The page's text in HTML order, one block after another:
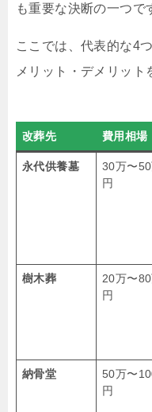
も重要な決断の一つで
ここでは、代表的な4
メリット・デメリット
改葬先 費用相場
永代供養墓
30万〜
円
樹木葬
20万〜
円
納骨堂
50万〜
円